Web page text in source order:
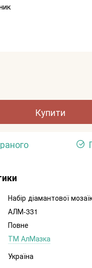
Купити
Набір діамантової
АЛМ-331
Повне
ТМ АлМазка
Україна